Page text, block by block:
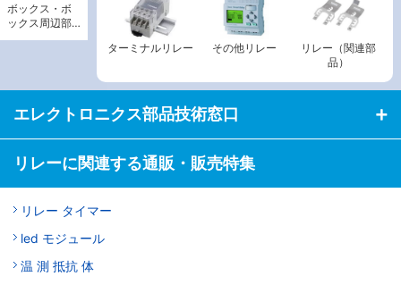
ボックス・ボ
ックス周辺部
ターミナルリレー その他リレー
リレー（関連部
品）
エレクトロニクス部品技術窓口
リレーに関連する通販・販売特集
リレー タイマー
led モジュール
温 測 抵抗 体